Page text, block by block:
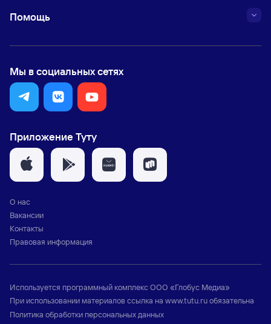
Помощь
Мы в социальных сетях
Приложение Туту
О нас
Вакансии
Контакты
Правовая информация
Используется программный комплексООО «Глобус Медиа»
При использовании материалов ссылка на www.tutu.ruобязательна
Политика обработки персональных данных